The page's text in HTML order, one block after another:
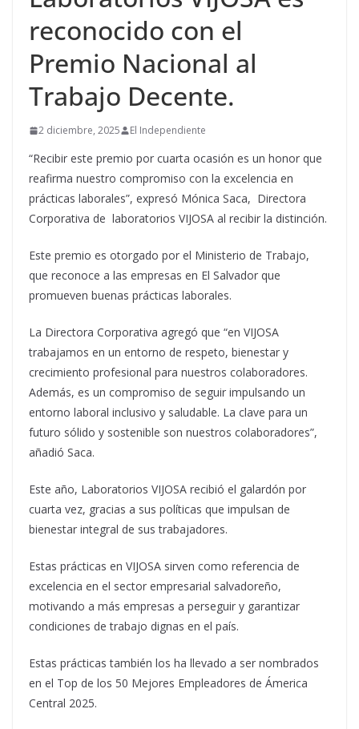
reconocido con el
Premio Nacional al
Trabajo Decente.
2 diciembre, 2025 El Independiente
“Recibir este premio por cuarta ocasión es un honor que
reafirma nuestro compromiso con la excelencia en
prácticas laborales”, expresó Mónica Saca, Directora
Corporativa de laboratorios VIJOSA al recibir la distinción.
Este premio es otorgado por el Ministerio de Trabajo,
que reconoce a las empresas en El Salvador que
promueven buenas prácticas laborales.
La Directora Corporativa agregó que “en VIJOSA
trabajamos en un entorno de respeto, bienestar y
crecimiento profesional para nuestros colaboradores.
Además, es un compromiso de seguir impulsando un
entorno laboral inclusivo y saludable. La clave para un
futuro sólido y sostenible son nuestros colaboradores”,
añadió Saca.
Este año, Laboratorios VIJOSA recibió el galardón por
cuarta vez, gracias a sus políticas que impulsan de
bienestar integral de sus trabajadores.
Estas prácticas en VIJOSA sirven como referencia de
excelencia en el sector empresarial salvadoreño,
motivando a más empresas a perseguir y garantizar
condiciones de trabajo dignas en el país.
Estas prácticas también los ha llevado a ser nombrados
en el Top de los 50 Mejores Empleadores de Ámerica
Central 2025.